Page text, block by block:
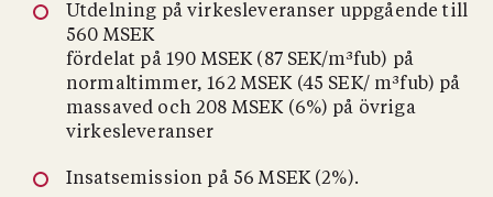
Utdelning på virkesleveranser uppgående till
560 MSEK
fördelat på 190 MSEK (87 SEK/m³fub) på
normaltimmer, 162 MSEK (45 SEK/ m³fub) på
massaved och 208 MSEK (6%) på övriga
virkesleveranser
Insatsemission på 56 MSEK (2%).